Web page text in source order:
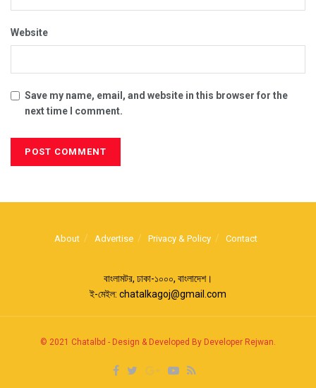
Website
Save my name, email, and website in this browser for the
next time I comment.
About Advertise Privacy & Policy Contact
বাংলামটর, ঢাকা-১০০০, বাংলাদেশ।
ই-মেইল: chatalkagoj@gmail.com
© 2021 Chatalbd - Design & Developed By Developer Rejwan